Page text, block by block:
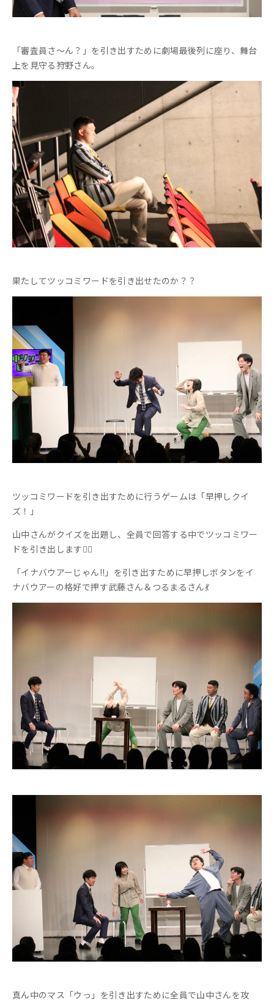
「審査員さ～ん？」を引き出すために劇場最後列に座り、舞台
上を見守る狩野さん。
果たしてツッコミワードを引き出せたのか？？
ツッコミワードを引き出すために行うゲームは「早押しクイ
ズ！」
山中さんがクイズを出題し、全員で回答する中でツッコミワー
ドを引き出します🙆‍♀️
「イナバウアーじゃん!!」を引き出すために早押しボタンをイ
ナバウアーの格好で押す武藤さん＆つるまるさん💃
真ん中のマス「ウっ」を引き出すために全員で山中さんを攻